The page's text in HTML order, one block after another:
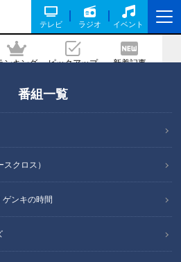
テレビ ラジオ イベント
ンキング ピックアップ 新着記事
番組一覧
クロス）
ンキの時間
レンジだけで出来る
メニュー」
記事に戻る